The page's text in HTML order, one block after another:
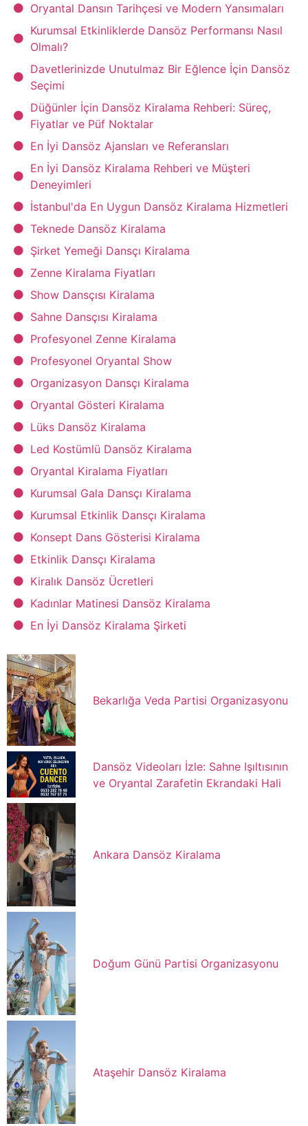
Oryantal Dansın Tarihçesi ve Modern Yansımaları
Kurumsal Etkinliklerde Dansöz Performansı Nasıl
Olmalı?
Davetlerinizde Unutulmaz Bir Eğlence İçin Dansöz
Seçimi
Düğünler İçin Dansöz Kiralama Rehberi: Süreç,
Fiyatlar ve Püf Noktalar
En İyi Dansöz Ajansları ve Referansları
En İyi Dansöz Kiralama Rehberi ve Müşteri
Deneyimleri
İstanbul'da En Uygun Dansöz Kiralama Hizmetleri
Teknede Dansöz Kiralama
Şirket Yemeği Dansçı Kiralama
Zenne Kiralama Fiyatları
Show Dansçısı Kiralama
Sahne Dansçısı Kiralama
Profesyonel Zenne Kiralama
Profesyonel Oryantal Show
Organizasyon Dansçı Kiralama
Oryantal Gösteri Kiralama
Lüks Dansöz Kiralama
Led Kostümlü Dansöz Kiralama
Oryantal Kiralama Fiyatları
Kurumsal Gala Dansçı Kiralama
Kurumsal Etkinlik Dansçı Kiralama
Konsept Dans Gösterisi Kiralama
Etkinlik Dansçı Kiralama
Kiralık Dansöz Ücretleri
Kadınlar Matinesi Dansöz Kiralama
En İyi Dansöz Kiralama Şirketi
Bekarlığa Veda Partisi Organizasyonu
Dansöz Videoları İzle: Sahne Işıltısının
ve Oryantal Zarafetin Ekrandaki Hali
Ankara Dansöz Kiralama
Doğum Günü Partisi Organizasyonu
Ataşehir Dansöz Kiralama